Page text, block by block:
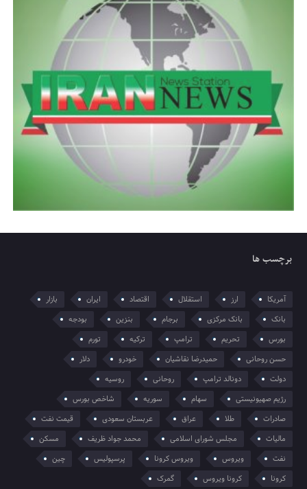
برچسب ها
آمریکا ارز استقلال اقتصاد ایران
بازار
بانک
بانک مرکزی برجام بنزین
بودجه
بورس
تحریم ترامپ ترکیه
تورم
حسن روحانی
حمیدرضا نقاشیان خودرو
دلار
دولت
دونالد ترامپ روحانی
روسیه
رژیم صهیونیستی
سهام سوریه
شاخص بورس
صادرات
طلا عراق عربستان سعودی
قیمت نفت
مالیات
مجلس شورای اسلامی محمد جواد ظریف
مسکن
نفت
ویروس ویروس کرونا پرسپولیس
چین
کرونا
کرونا ویروس گمرک